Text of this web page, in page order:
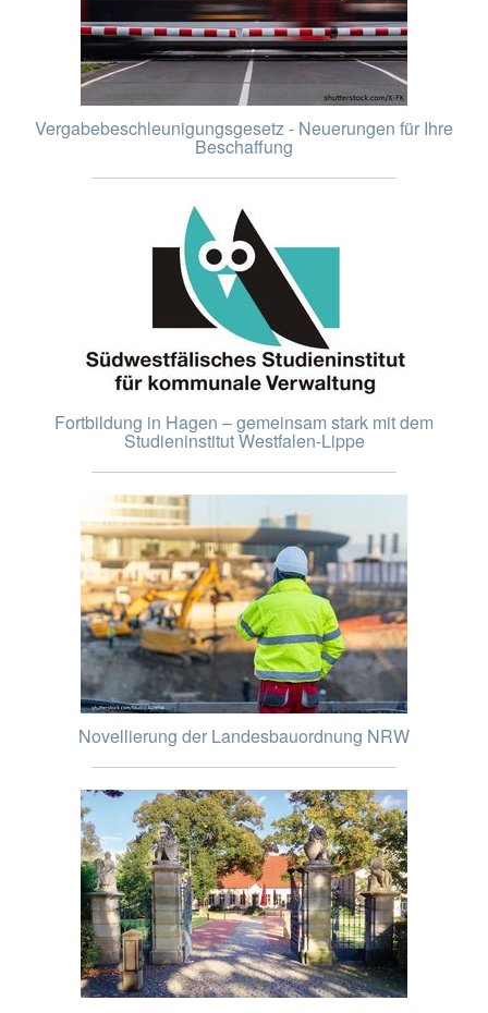
Vergabebeschleunigungsgesetz - Neuerungen für Ihre
Beschaffung
Fortbildung in Hagen – gemeinsam stark mit dem
Studieninstitut Westfalen-Lippe
Novellierung der Landesbauordnung NRW